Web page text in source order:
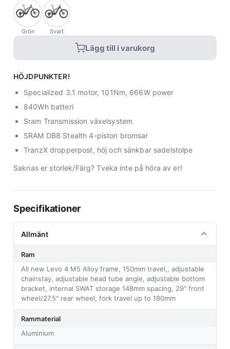
Grön Svart
Lägg till i varukorg
HÖJDPUNKTER!
Specialized 3.1 motor, 101Nm, 666W power
840Wh batteri
Sram Transmission växelsystem
SRAM DB8 Stealth 4-piston bromsar
TranzX dropperpost, höj och sänkbar sadelstolpe
Saknas er storlek/Färg? Tveka inte på höra av er!
Specifikationer
Allmänt
Ram
All new Levo 4 M5 Alloy frame, 150mm travel,, adjustable
chainstay, adjustable head tube angle, adjustable bottom
bracket, internal SWAT storage 148mm spacing, 29" front
wheel/27.5" rear wheel, fork travel up to 180mm
Rammaterial
Aluminium